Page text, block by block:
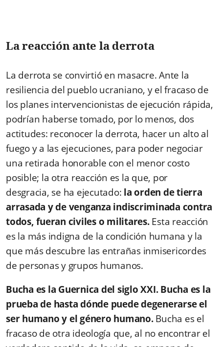
La reacción ante la derrota
La derrota se convirtió en masacre. Ante la
resiliencia del pueblo ucraniano, y el fracaso de
los planes intervencionistas de ejecución rápida,
podrían haberse tomado, por lo menos, dos
actitudes: reconocer la derrota, hacer un alto al
fuego y a las ejecuciones, para poder negociar
una retirada honorable con el menor costo
posible; la otra reacción es la que, por
desgracia, se ha ejecutado: la orden de tierra
arrasada y de venganza indiscriminada contra
todos, fueran civiles o militares.Esta reacción
es la más indigna de la condición humana y la
que más descubre las entrañas inmisericordes
de personas y grupos humanos.
Bucha es la Guernica del siglo XXI. Bucha es la
prueba de hasta dónde puede degenerarse el
ser humano y el género humano.Bucha es el
fracaso de otra ideología que, al no encontrar el